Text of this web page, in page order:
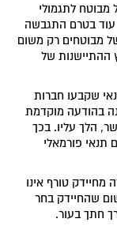
מבוטח לתגמולי
עוד בטרם התגבשה
מבוטחים רק משום
ההתיישנות של
שקבעו חברות
בהודעה מוקדמת
הלך עליו. בכך
תנאי פורמאלי
מחיידק טורף אינו
שהחיידק בחר
חתך בעור.